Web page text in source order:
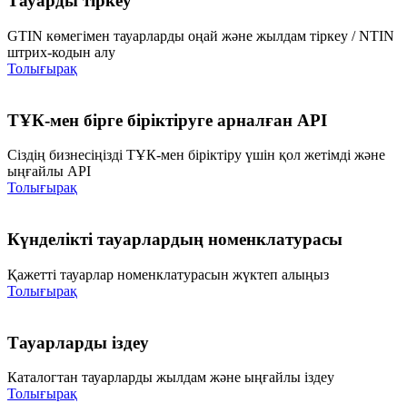
GTIN көмегімен тауарларды оңай және жылдам тіркеу / NTIN
штрих-кодын алу
Толығырақ
ТҰК-мен бірге біріктіруге арналған АРІ
Сіздің бизнесіңізді ТҰК-мен біріктіру үшін қол жетімді және
ыңғайлы API
Толығырақ
Күнделікті тауарлардың номенклатурасы
Қажетті тауарлар номенклатурасын жүктеп алыңыз
Толығырақ
Тауарларды іздеу
Каталогтан тауарларды жылдам және ыңғайлы іздеу
Толығырақ